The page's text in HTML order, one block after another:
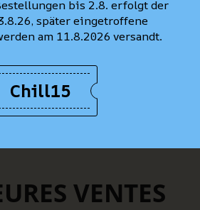
VENTES
bis 2.8. erfolgt der
später eingetroffene
am 11.8.2026 versandt.
Chill15